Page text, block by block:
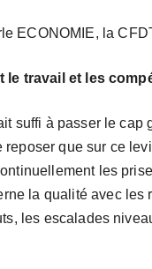
ECONOMIE, la
le travail et les
suffi à passer le
reposer que sur ce
les
la qualité avec
les escalades